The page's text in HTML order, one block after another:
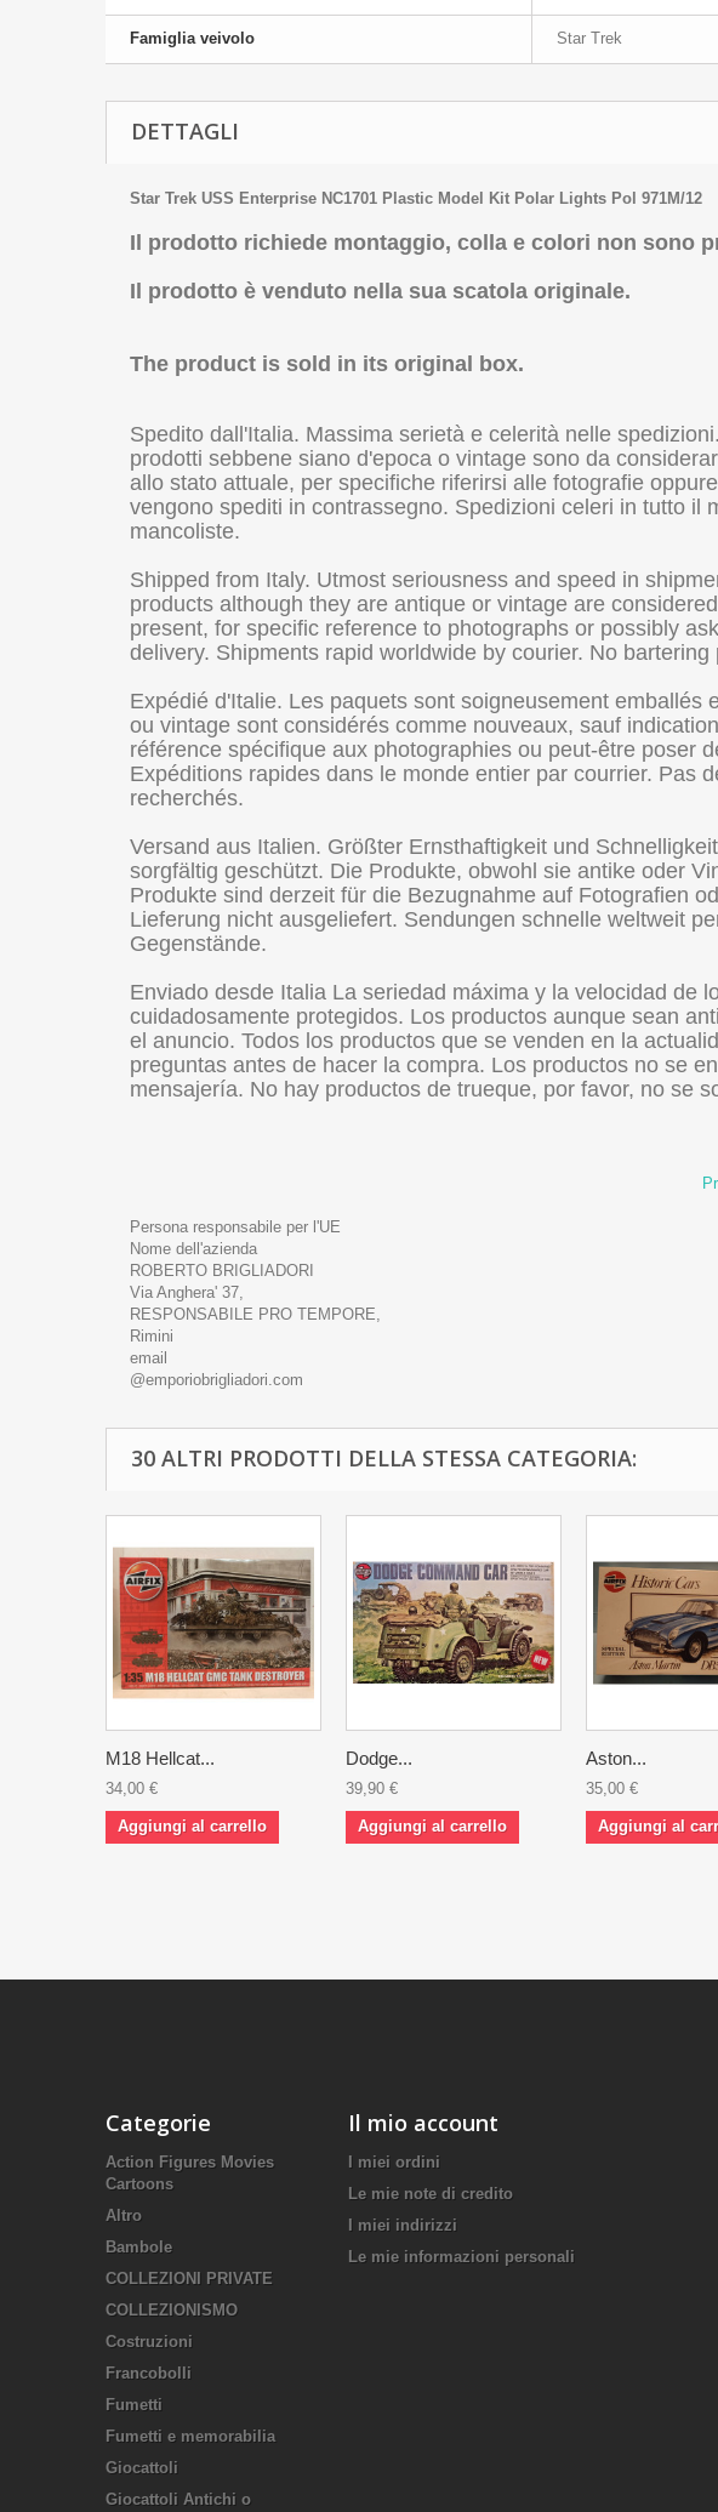
Famiglia veivolo Star Trek
DETTAGLI
Star Trek USS Enterprise NC1701 Plastic Model Kit Polar Lights Pol 971M/12
Il prodotto richiede montaggio, colla e colori non sono
Il prodotto è venduto nella sua scatola originale.
The product is sold in its original box.
Spedito dall'Italia. Massima serietà e celerità nelle
prodotti sebbene siano d'epoca o vintage sono da
allo stato attuale, per specifiche riferirsi alle fotografie
vengono spediti in contrassegno. Spedizioni celeri in tutto
mancoliste.
Shipped from Italy. Utmost seriousness and speed in
products although they are antique or vintage are
present, for specific reference to photographs or possibly
delivery. Shipments rapid worldwide by courier. No
Expédié d'Italie. Les paquets sont soigneusement
ou vintage sont considérés comme nouveaux, sauf
référence spécifique aux photographies ou peut-être poser
Expéditions rapides dans le monde entier par courrier. Pas
recherchés.
Versand aus Italien. Größter Ernsthaftigkeit und
sorgfältig geschützt. Die Produkte, obwohl sie antike oder
Produkte sind derzeit für die Bezugnahme auf Fotografien
Lieferung nicht ausgeliefert. Sendungen schnelle weltweit
Gegenstände.
Enviado desde Italia La seriedad máxima y la velocidad de
cuidadosamente protegidos. Los productos aunque sean
el anuncio. Todos los productos que se venden en la
preguntas antes de hacer la compra. Los productos no se
mensajería. No hay productos de trueque, por favor, no se
Persona responsabile per l'UE
Nome dell'azienda
ROBERTO BRIGLIADORI
Via Anghera' 37,
RESPONSABILE PRO TEMPORE,
Rimini
email
@emporiobrigliadori.com
30 ALTRI PRODOTTI DELLA STESSA CATEGORIA:
M18 Hellcat...
34,00 €
Aggiungi al carrello
Dodge...
39,90 €
Aggiungi al carrello
Aston...
35,00 €
Aggiungi al
Categorie
Action Figures Movies
Cartoons
Altro
Bambole
COLLEZIONI PRIVATE
COLLEZIONISMO
Costruzioni
Francobolli
Fumetti
Fumetti e memorabilia
Giocattoli
Giocattoli Antichi o
Il mio account
I miei ordini
Le mie note di credito
I miei indirizzi
Le mie informazioni personali